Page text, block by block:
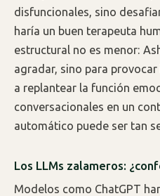
disfuncionales, sino
haría un buen terapeuta
estructural no es menor:
agradar, sino para
a replantear la función
conversacionales en un
automático puede ser tan
Los LLMs zalameros:
Modelos como ChatGPT